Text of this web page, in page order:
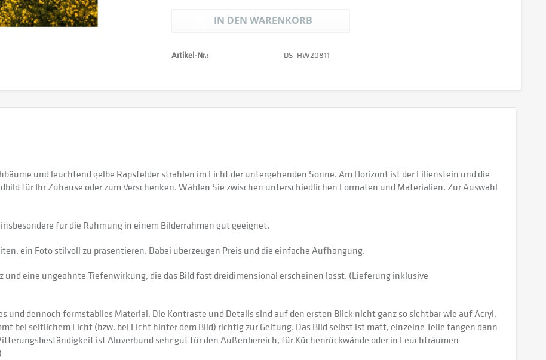
IN DEN WARENKORB
Artikel-Nr.: DS_HW20811
und leuchtend gelbe Rapsfelder strahlen im Licht der untergehenden Sonne. Am Horizont ist der Lilienstein und die
für Ihr Zuhause oder zum Verschenken. Wählen Sie zwischen unterschiedlichen Formaten und Materialien. Zur Auswahl
für die Rahmung in einem Bilderrahmen gut geeignet.
ein Foto stilvoll zu präsentieren. Dabei überzeugen Preis und die einfache Aufhängung.
und eine ungeahnte Tiefenwirkung, die das Bild fast dreidimensional erscheinen lässt. (Lieferung inklusive
und dennoch formstabiles Material. Die Kontraste und Details sind auf den ersten Blick nicht ganz so sichtbar wie auf Acryl.
bei seitlichem Licht (bzw. bei Licht hinter dem Bild) richtig zur Geltung. Das Bild selbst ist matt, einzelne Teile fangen dann
ist Aluverbund sehr gut für den Außenbereich, für Küchenrückwände oder in Feuchträumen